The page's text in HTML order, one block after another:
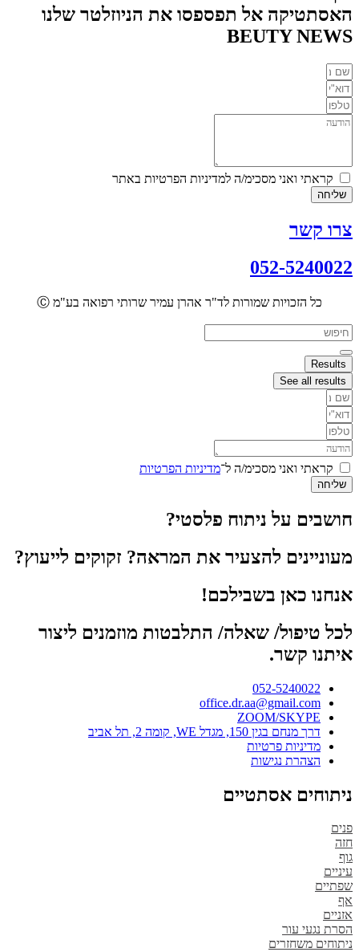
האסתטיקה אל תפספסו את הניוזלטר שלנו
BEUTY NEWS
קראתי ואני מסכימ/ה למדיניות הפרטיות באתר
שליחה
צרו קשר
052-5240022
כל הזכויות שמורות לד"ר אהרן עמיר שרותי רפואה בע"מ Ⓒ
Search
...
Results
See all results
קראתי ואני מסכימ/ה ל־מדיניות הפרטיות
שליחה
חושבים על ניתוח פלסטי?
מעוניינים להצעיר את המראה? זקוקים לייעוץ?
אנחנו כאן בשבילכם!
לכל טיפול/ שאלה/ התלבטות מוזמנים ליצור
איתנו קשר.
052-5240022
office.dr.aa@gmail.com
ZOOM/SKYPE
דרך מנחם בגין 150, מגדל WE, קומה 2, תל אביב
מדיניות פרטיות
הצהרת נגישות
ניתוחים אסתטיים
פנים
חזה
גוף
עיניים
שפתיים
אף
אזניים
הסרת נגעי עור
ניתוחים משחזרים